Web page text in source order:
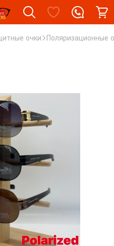
очки Поляризационные